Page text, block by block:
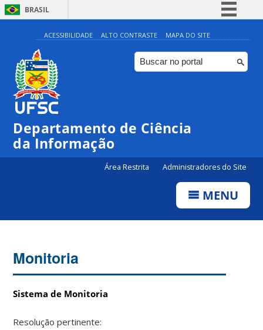
BRASIL
Simplifique!
Comunica BR
Participe
Canais
ACESSIBILIDADE ALTO CONTRASTE MAPA DO SITE
Departamento de Ciência
da Informação
Área Restrita Administradores do Site
MENU
Monitoria
Sistema de Monitoria
Resolução pertinente: